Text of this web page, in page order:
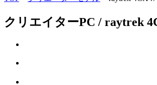
クリエイターPC / raytrek